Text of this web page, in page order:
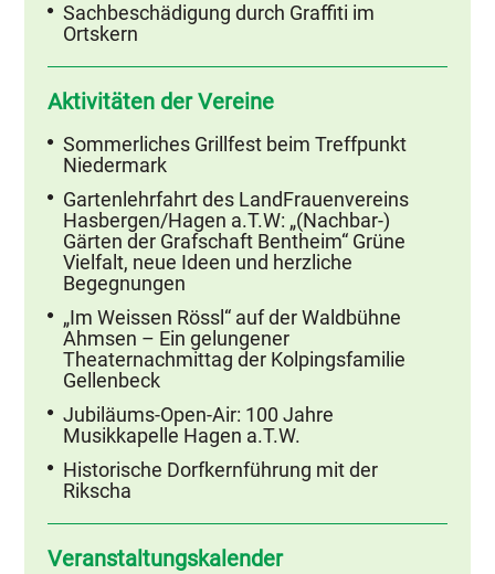
Sachbeschädigung durch Graffiti im
Ortskern
Aktivitäten der Vereine
Sommerliches Grillfest beim Treffpunkt
Niedermark
Gartenlehrfahrt des LandFrauenvereins
Hasbergen/Hagen a.T.W: „(Nachbar-)
Gärten der Grafschaft Bentheim“ Grüne
Vielfalt, neue Ideen und herzliche
Begegnungen
„Im Weissen Rössl“ auf der Waldbühne
Ahmsen – Ein gelungener
Theaternachmittag der Kolpingsfamilie
Gellenbeck
Jubiläums-Open-Air: 100 Jahre
Musikkapelle Hagen a.T.W.
Historische Dorfkernführung mit der
Rikscha
Veranstaltungskalender